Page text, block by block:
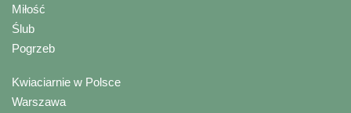
Miłość
Ślub
Pogrzeb
Kwiaciarnie w Polsce
Warszawa